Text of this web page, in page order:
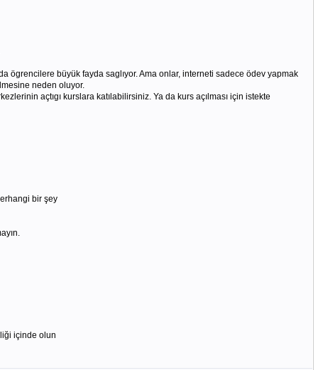
ögrencilere büyük fayda saglıyor. Ama onlar, interneti sadece ödev yapmak
neden oluyor.
açtıgı kurslara katılabilirsiniz. Ya da kurs açılması için istekte
bir şey
içinde olun